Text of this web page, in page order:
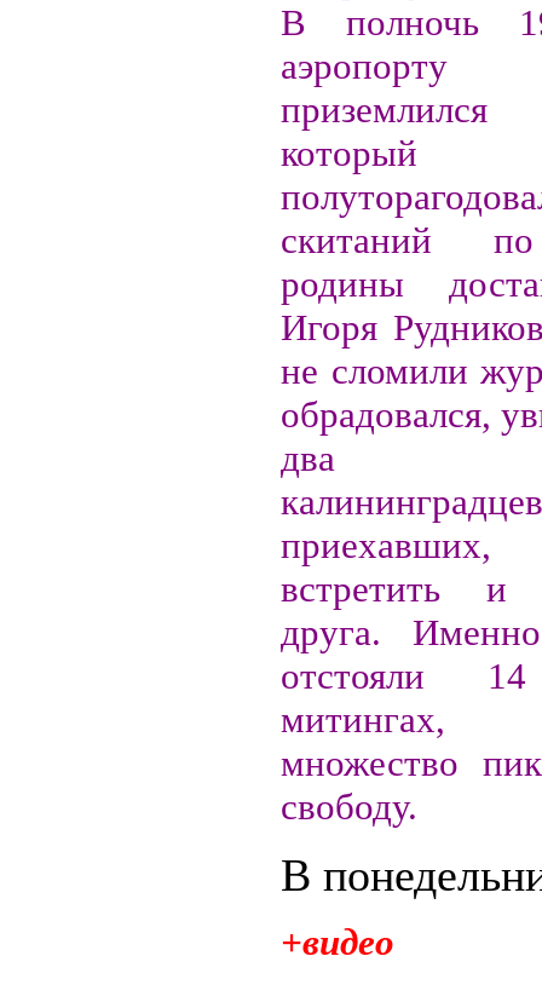
В полночь
аэропорту
скитаний
родины
Игоря
не сломили
обрадовался,
два
встретить и
друга.
отстояли
митингах,
множество
свободу.
В
+видео